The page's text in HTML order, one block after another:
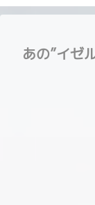
あの”イゼ